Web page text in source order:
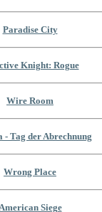
Paradise City
Knight: Rogue
Wire Room
- Tag der Abrechnung
Wrong Place
American Siege